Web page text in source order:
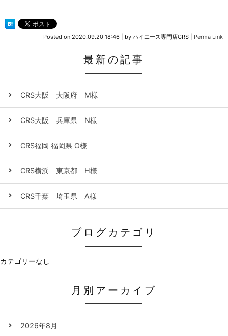
Posted on 2020.09.20 18:46 by ハイエース専門店CRS Perma Link
最新の記事
CRS大阪 大阪府 M様
CRS大阪 兵庫県 N様
CRS福岡 福岡県 O様
CRS横浜 東京都 H様
CRS千葉 埼玉県 A様
ブログカテゴリ
カテゴリーなし
月別アーカイブ
2026年8月